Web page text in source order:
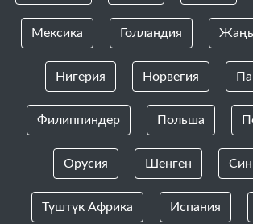
Мексика Голландия Жаңы
Нигерия Норвегия
Филиппиндер Польша
Орусия Шенген
Түштүк Африка Испания